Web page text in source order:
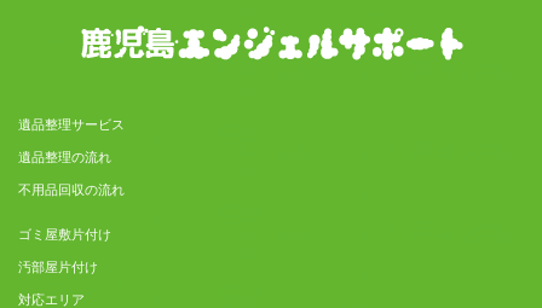
遺品整理サービス
遺品整理の流れ
不用品回収の流れ
ゴミ屋敷片付け
汚部屋片付け
対応エリア